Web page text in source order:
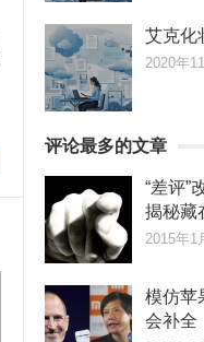
艾克化
2020年
评论最多的文章
“差评”
揭秘藏
2015年1
模仿苹
会补全